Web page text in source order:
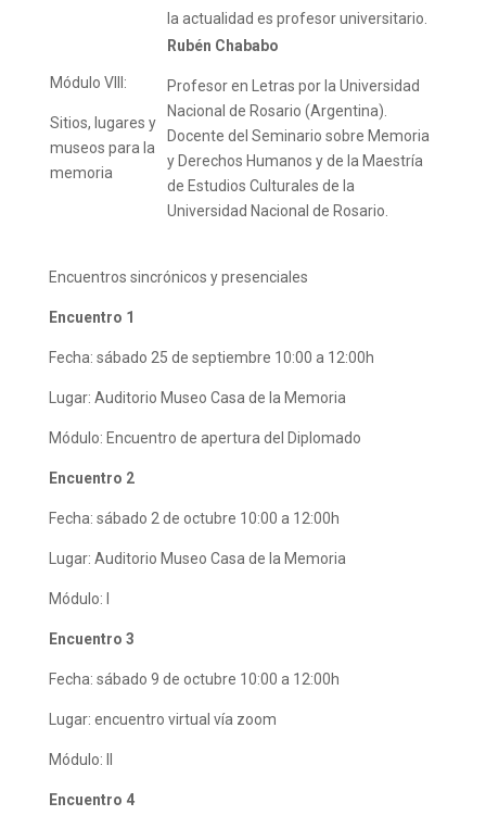
la actualidad es profesor universitario.
Módulo VIII:
Sitios, lugares y
museos para la
memoria
Rubén Chababo
Profesor en Letras por la Universidad
Nacional de Rosario (Argentina).
Docente del Seminario sobre Memoria
y Derechos Humanos y de la Maestría
de Estudios Culturales de la
Universidad Nacional de Rosario.
Encuentros sincrónicos y presenciales
Encuentro 1
Fecha: sábado 25 de septiembre 10:00 a 12:00h
Lugar: Auditorio Museo Casa de la Memoria
Módulo: Encuentro de apertura del Diplomado
Encuentro 2
Fecha: sábado 2 de octubre 10:00 a 12:00h
Lugar: Auditorio Museo Casa de la Memoria
Módulo: I
Encuentro 3
Fecha: sábado 9 de octubre 10:00 a 12:00h
Lugar: encuentro virtual vía zoom
Módulo: II
Encuentro 4